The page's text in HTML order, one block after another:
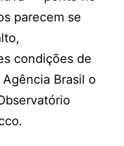
parecem se
condições de
Brasil o